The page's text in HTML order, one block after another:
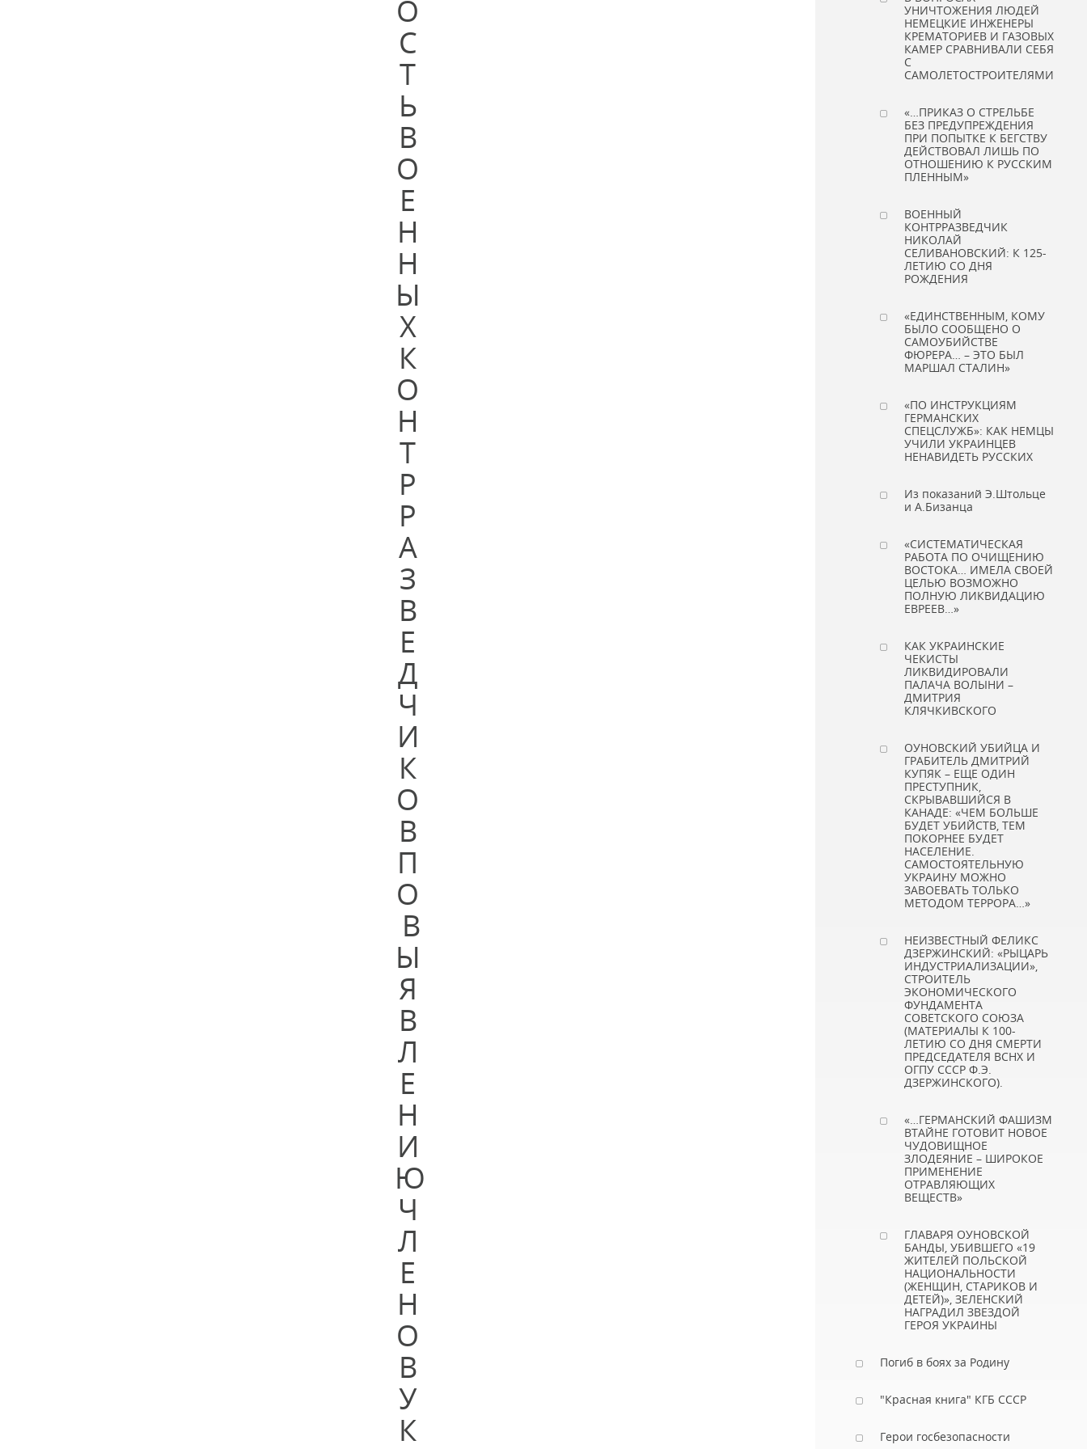
О
С
Т
Ь
В
О
Е
Н
Н
Ы
Х
К
О
Н
Т
Р
Р
А
З
В
Е
Д
Ч
И
К
О
В
П
О
В
Ы
Я
В
Л
Е
Н
И
Ю
Ч
Л
Е
Н
О
В
У
К
УНИЧТОЖЕНИЯ ЛЮДЕЙ
НЕМЕЦКИЕ ИНЖЕНЕРЫ
КРЕМАТОРИЕВ И ГАЗОВЫХ
КАМЕР СРАВНИВАЛИ СЕБЯ
С
САМОЛЕТОСТРОИТЕЛЯМИ
«…ПРИКАЗ О СТРЕЛЬБЕ
БЕЗ ПРЕДУПРЕЖДЕНИЯ
ПРИ ПОПЫТКЕ К БЕГСТВУ
ДЕЙСТВОВАЛ ЛИШЬ ПО
ОТНОШЕНИЮ К РУССКИМ
ПЛЕННЫМ»
ВОЕННЫЙ
КОНТРРАЗВЕДЧИК
НИКОЛАЙ
СЕЛИВАНОВСКИЙ: К 125-
ЛЕТИЮ СО ДНЯ
РОЖДЕНИЯ
«ЕДИНСТВЕННЫМ, КОМУ
БЫЛО СООБЩЕНО О
САМОУБИЙСТВЕ
ФЮРЕРА… – ЭТО БЫЛ
МАРШАЛ СТАЛИН»
«ПО ИНСТРУКЦИЯМ
ГЕРМАНСКИХ
СПЕЦСЛУЖБ»: КАК НЕМЦЫ
УЧИЛИ УКРАИНЦЕВ
НЕНАВИДЕТЬ РУССКИХ
Из показаний Э.Штольце
и А.Бизанца
«СИСТЕМАТИЧЕСКАЯ
РАБОТА ПО ОЧИЩЕНИЮ
ВОСТОКА… ИМЕЛА СВОЕЙ
ЦЕЛЬЮ ВОЗМОЖНО
ПОЛНУЮ ЛИКВИДАЦИЮ
ЕВРЕЕВ…»
КАК УКРАИНСКИЕ
ЧЕКИСТЫ
ЛИКВИДИРОВАЛИ
ПАЛАЧА ВОЛЫНИ –
ДМИТРИЯ
КЛЯЧКИВСКОГО
ОУНОВСКИЙ УБИЙЦА И
ГРАБИТЕЛЬ ДМИТРИЙ
КУПЯК – ЕЩЕ ОДИН
ПРЕСТУПНИК,
СКРЫВАВШИЙСЯ В
КАНАДЕ: «ЧЕМ БОЛЬШЕ
БУДЕТ УБИЙСТВ, ТЕМ
ПОКОРНЕЕ БУДЕТ
НАСЕЛЕНИЕ.
САМОСТОЯТЕЛЬНУЮ
УКРАИНУ МОЖНО
ЗАВОЕВАТЬ ТОЛЬКО
МЕТОДОМ ТЕРРОРА…»
НЕИЗВЕСТНЫЙ ФЕЛИКС
ДЗЕРЖИНСКИЙ: «РЫЦАРЬ
ИНДУСТРИАЛИЗАЦИИ»,
СТРОИТЕЛЬ
ЭКОНОМИЧЕСКОГО
ФУНДАМЕНТА
СОВЕТСКОГО СОЮЗА
(МАТЕРИАЛЫ К 100-
ЛЕТИЮ СО ДНЯ СМЕРТИ
ПРЕДСЕДАТЕЛЯ ВСНХ И
ОГПУ СССР Ф.Э.
ДЗЕРЖИНСКОГО).
«…ГЕРМАНСКИЙ ФАШИЗМ
ВТАЙНЕ ГОТОВИТ НОВОЕ
ЧУДОВИЩНОЕ
ЗЛОДЕЯНИЕ – ШИРОКОЕ
ПРИМЕНЕНИЕ
ОТРАВЛЯЮЩИХ
ВЕЩЕСТВ»
ГЛАВАРЯ ОУНОВСКОЙ
БАНДЫ, УБИВШЕГО «19
ЖИТЕЛЕЙ ПОЛЬСКОЙ
НАЦИОНАЛЬНОСТИ
(ЖЕНЩИН, СТАРИКОВ И
ДЕТЕЙ)», ЗЕЛЕНСКИЙ
НАГРАДИЛ ЗВЕЗДОЙ
ГЕРОЯ УКРАИНЫ
Погиб в боях за Родину
"Красная книга" КГБ СССР
Герои госбезопасности